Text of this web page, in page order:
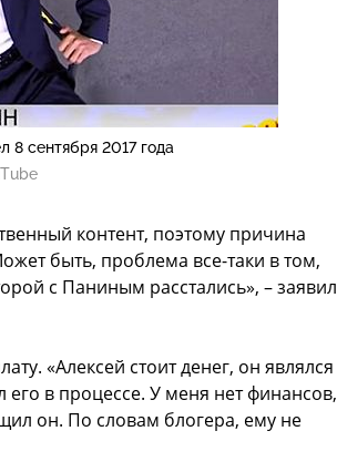
8 сентября 2017 года
контент, поэтому причина
быть, проблема все-таки в том,
с Паниным расстались», – заявил
«Алексей стоит денег, он являлся
в процессе. У меня нет финансов,
он. По словам блогера, ему не